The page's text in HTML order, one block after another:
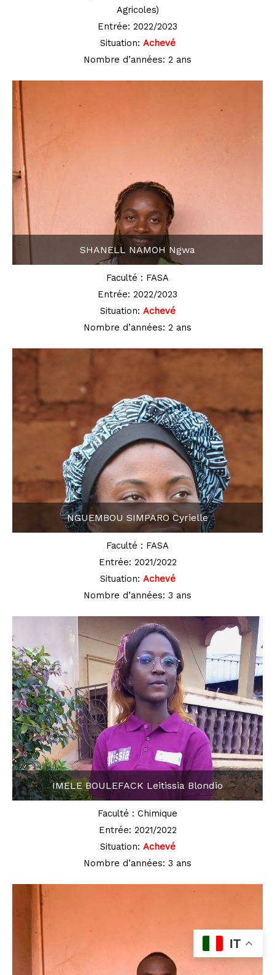
Agricoles)
Entrée: 2022/2023
Situation: Achevé
Nombre d’années: 2 ans
SHANELL NAMOH Ngwa
Faculté : FASA
Entrée: 2022/2023
Situation: Achevé
Nombre d’années: 2 ans
NGUEMBOU SIMPARO Cyrielle
Faculté : FASA
Entrée: 2021/2022
Situation: Achevé
Nombre d’années: 3 ans
IMELE BOULEFACK Leitissia Blondio
Faculté : Chimique
Entrée: 2021/2022
Situation: Achevé
Nombre d’années: 3 ans
IT